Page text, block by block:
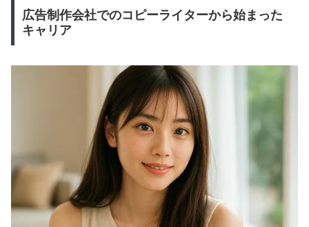
広告制作会社でのコピーライターから始まった
キャリア